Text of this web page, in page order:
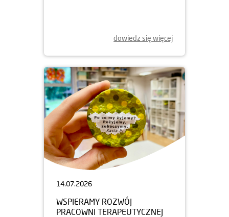
dowiedz się więcej
14.07.2026
WSPIERAMY ROZWÓJ
PRACOWNI TERAPEUTYCZNEJ